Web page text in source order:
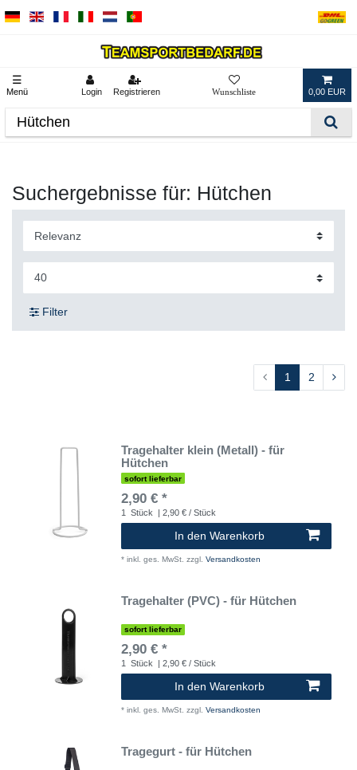
☰
Menü Login Registrieren 0,00 EUR
Suchergebnisse für: Hütchen
Filter
1 2
Tragehalter klein (Metall) - für
Hütchen
sofort lieferbar
2,90 € *
1 Stück | 2,90 € / Stück
In den Warenkorb
* inkl. ges. MwSt. zzgl. Versandkosten
Tragehalter (PVC) - für Hütchen
sofort lieferbar
2,90 € *
1 Stück | 2,90 € / Stück
In den Warenkorb
* inkl. ges. MwSt. zzgl. Versandkosten
Tragegurt - für Hütchen